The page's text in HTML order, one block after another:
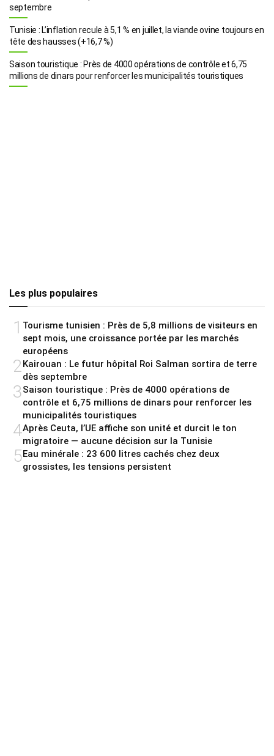
septembre
Tunisie : L’inflation recule à 5,1 % en juillet, la viande ovine toujours en
tête des hausses (+16,7 %)
Saison touristique : Près de 4000 opérations de contrôle et 6,75
millions de dinars pour renforcer les municipalités touristiques
Les plus populaires
1 Tourisme tunisien : Près de 5,8 millions de visiteurs en
sept mois, une croissance portée par les marchés
européens
2 Kairouan : Le futur hôpital Roi Salman sortira de terre
dès septembre
3Saison touristique : Près de 4000 opérations de
contrôle et 6,75 millions de dinars pour renforcer les
municipalités touristiques
4Après Ceuta, l’UE affiche son unité et durcit le ton
migratoire — aucune décision sur la Tunisie
5Eau minérale : 23 600 litres cachés chez deux
grossistes, les tensions persistent